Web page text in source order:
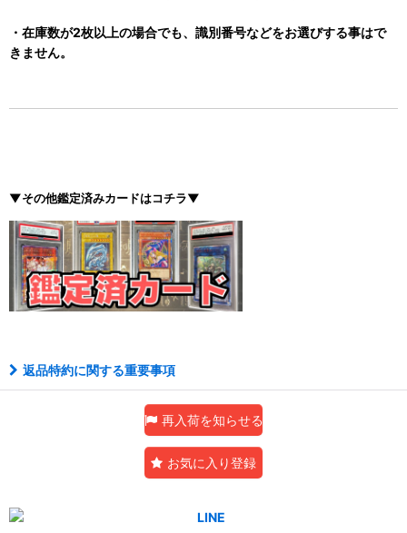
・在庫数が2枚以上の場合でも、識別番号などをお選びする事はで
きません。
▼その他鑑定済みカードはコチラ▼
返品特約に関する重要事項
再入荷を知らせる
お気に入り登録